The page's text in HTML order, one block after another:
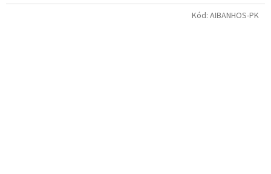
Kód: AIBANHOS-PK